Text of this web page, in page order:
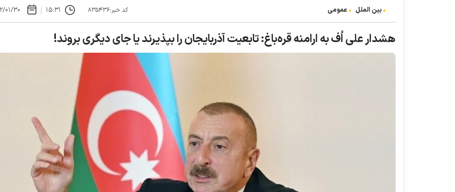
بین الملل عمومی کد خبر:۸۳۵۴۳۶ ۱۵:۳۱ ۱۴۰۲/
هشدار علی اُف به ارامنه قره‌باغ: تابعیت آذربایجان را بپذیرند یا جای دیگری بروند!